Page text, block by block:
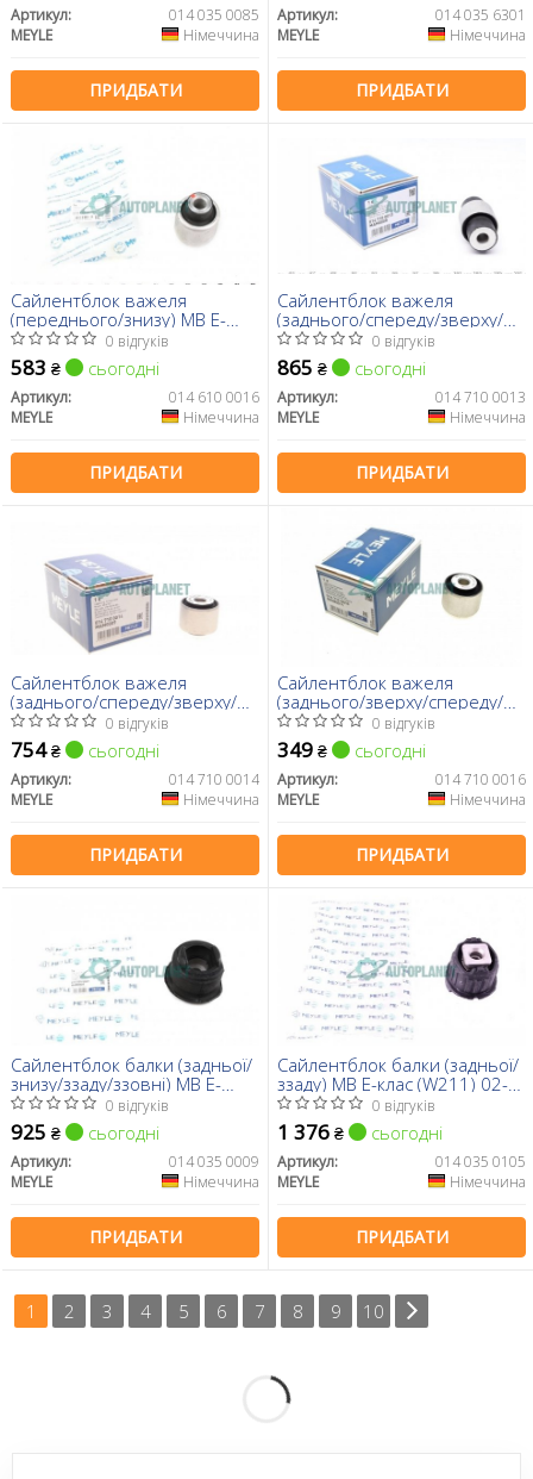
Артикул:
014 035 0085
MEYLE
Німеччина
ПРИДБАТИ
Артикул:
014 035 6301
MEYLE
Німеччина
ПРИДБАТИ
Сайлентблок важеля
(переднього/знизу) MB E-
class (W212) 09-
0 відгуків
583 ₴ сьогодні
Артикул:
014 610 0016
MEYLE
Німеччина
ПРИДБАТИ
Сайлентблок важеля
(заднього/спереду/зверху/
всередині) MB C-class
(W204/W205)/E-class
(W212/W213)
0 відгуків
865 ₴ сьогодні
Артикул:
014 710 0013
MEYLE
Німеччина
ПРИДБАТИ
Сайлентблок важеля
(заднього/спереду/зверху/
ззовні) MB C-class
(W204/W205)/E-class
(W212/W213) 07-
0 відгуків
754₴ сьогодні
Артикул:
014 710 0014
MEYLE
Німеччина
ПРИДБАТИ
Сайлентблок важеля
(заднього/зверху/спереду/
ззовні) MB C-class
(W/S204)/E-class (W/S212) 07-
0 відгуків
349 ₴ сьогодні
Артикул:
014 710 0016
MEYLE
Німеччина
ПРИДБАТИ
Сайлентблок балки (задньої/
знизу/ззаду/ззовні) MB E-
class (W124) 93-95
0 відгуків
925 ₴ сьогодні
Артикул:
014 035 0009
MEYLE
Німеччина
ПРИДБАТИ
Сайлентблок балки (задньої/
ззаду) MB E-клас (W211) 02-
08
0 відгуків
1 376 ₴ сьогодні
Артикул:
014 035 0105
MEYLE
Німеччина
ПРИДБАТИ
1 2 3 4 5 6 7 8 9 10